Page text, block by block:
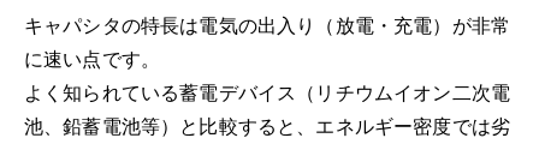
キャパシタの特長は電気の出入り（放電・充電）が非常
に速い点です。
よく知られている蓄電デバイス（リチウムイオン二次電
池、鉛蓄電池等）と比較すると、エネルギー密度では劣